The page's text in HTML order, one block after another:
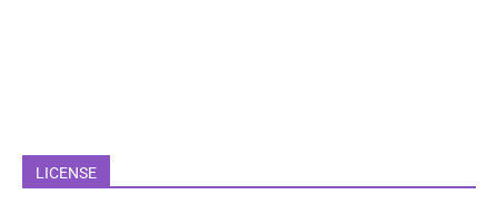
LICENSE